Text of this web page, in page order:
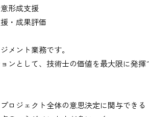
形成支援
・成果評価
メント業務です。
ンとして、技術士の価値を最大限に発揮
ロジェクト全体の意思決定に関与できる